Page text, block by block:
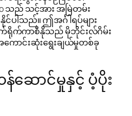
သည် သင့်အား အမြဲတမ်း
းနိုင်ပါသည်။ ဤအင်္ဂါရပ်များ
တိုက်ရိုက်ကာစီနိုသည် မိုဘိုင်းလ်ဂိမ်း
ောင်းဆုံးရွေးချယ်မှုတစ်ခု
ောင်မှုနှင့် ပံ့ပိုး